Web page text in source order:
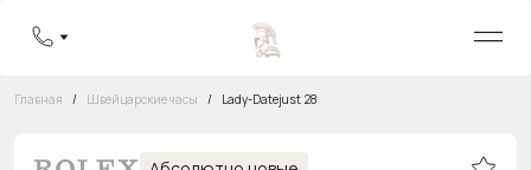
Главная / Швейцарские часы / Lady-Datejust 28